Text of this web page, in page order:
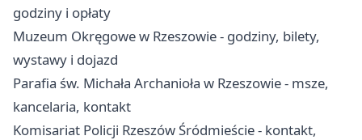
godziny i opłaty
Muzeum Okręgowe w Rzeszowie - godziny, bilety,
wystawy i dojazd
Parafia św. Michała Archanioła w Rzeszowie - msze,
kancelaria, kontakt
Komisariat Policji Rzeszów Śródmieście - kontakt,